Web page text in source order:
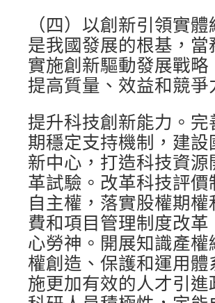
（四）以創新引領實
是我國發展的根基，
實施創新驅動發展戰
提高質量、效益和競爭
提升科技創新能力。
期穩定支持機制，建
新中心，打造科技資
革試驗。改革科技評
自主權，落實股權期
費和項目管理制度改
心勞神。開展知識產
權創造、保護和運用
施更加有效的人才引